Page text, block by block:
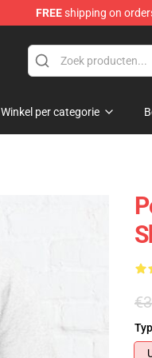
FREEshipping on
Winkel per categorie